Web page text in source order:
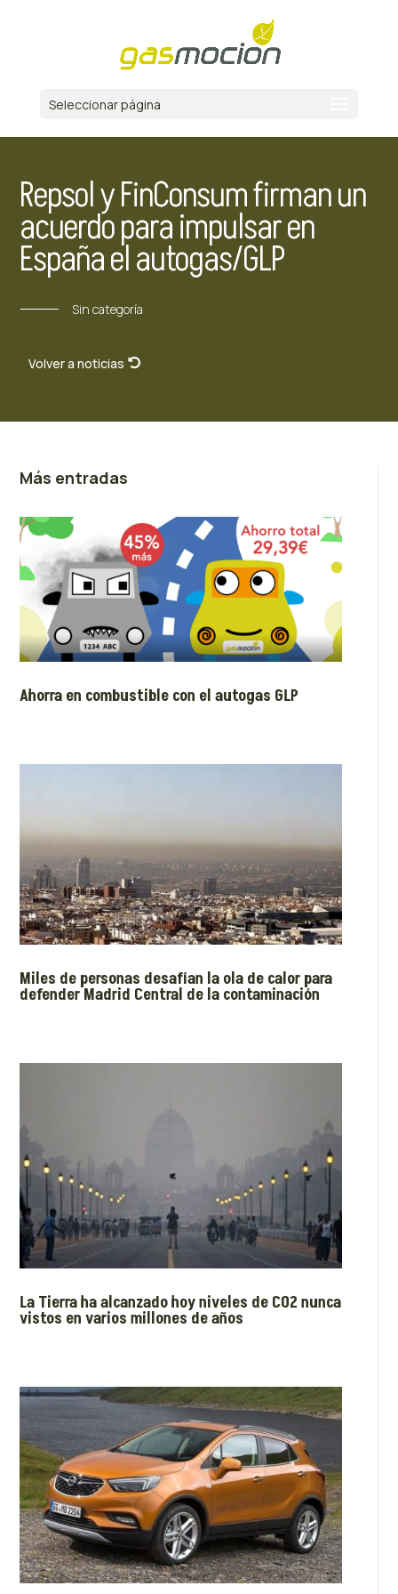
Seleccionar página
Repsol y FinConsum firman un
acuerdo para impulsar en
España el autogas/GLP
Sin categoría
Volver a noticias
Más entradas
Ahorra en combustible con el autogas GLP
Miles de personas desafían la ola de calor para
defender Madrid Central de la contaminación
La Tierra ha alcanzado hoy niveles de CO2 nunca
vistos en varios millones de años